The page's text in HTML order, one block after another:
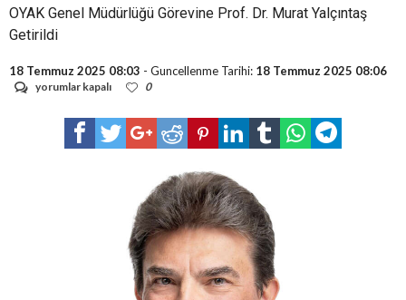
OYAK Genel Müdürlüğü Görevine Prof. Dr. Murat Yalçıntaş
Getirildi
18 Temmuz 2025 08:03 - Guncellenme Tarihi: 18 Temmuz 2025 08:06
OYAK
Müdürlüğü
Görevine
yorumlar kapalı 0